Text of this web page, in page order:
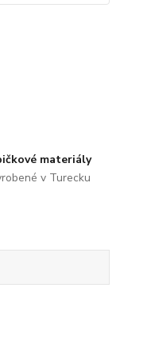
materiály
v Turecku